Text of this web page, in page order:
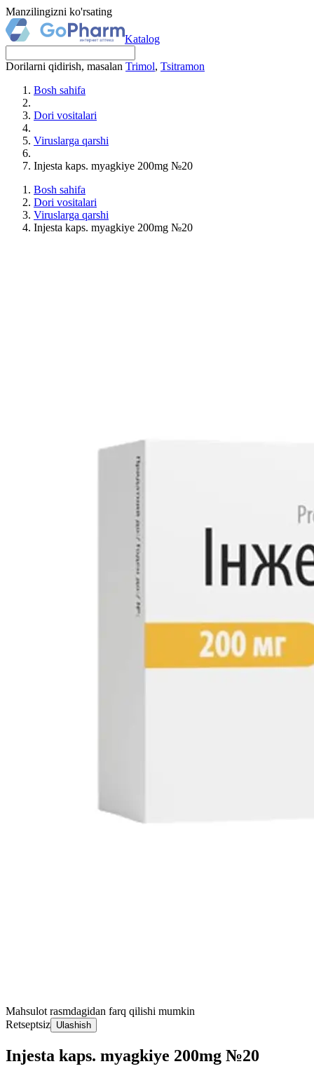
Manzilingizni ko'rsating
Katalog
Dorilarni qidirish, masalan Trimol, Tsitramon
Bosh sahifa
Dori vositalari
Viruslarga qarshi
Injesta kaps. myagkiye 200mg №20
Bosh sahifa
Dori vositalari
Viruslarga qarshi
Injesta kaps. myagkiye 200mg №20
Mahsulot rasmdagidan farq qilishi mumkin
Retseptsiz Ulashish
Injesta kaps. myagkiye 200mg №20